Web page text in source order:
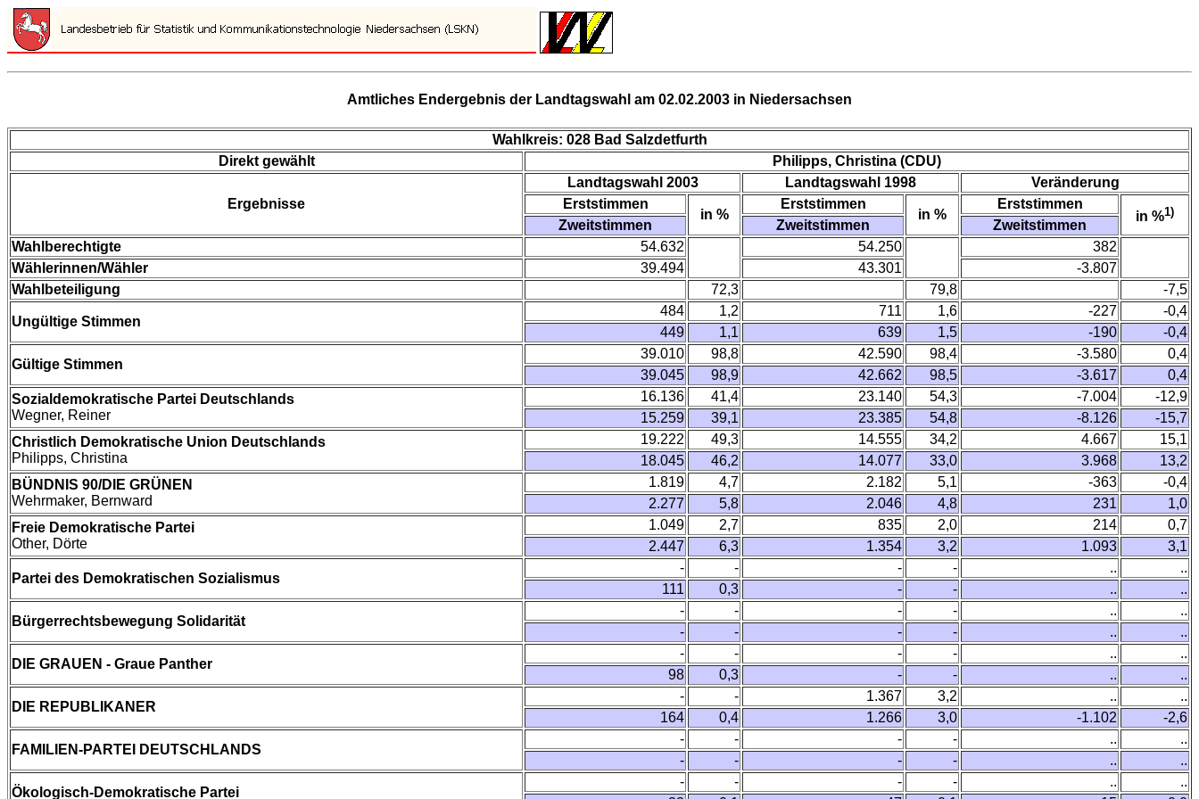
Amtliches Endergebnis der Landtagswahl am 02.02.2003 in Niedersachsen
Wahlkreis: 028 Bad Salzdetfurth
Direkt gewählt
Philipps, Christina (CDU)
Ergebnisse
Landtagswahl 2003 Landtagswahl 1998
Veränderung
Erststimmen
in %
Erststimmen
in %
Erststimmen
in %1)
Zweitstimmen Zweitstimmen
Zweitstimmen
Wahlberechtigte
54.632 54.250
382
Wählerinnen/Wähler
39.494 43.301
-3.807
Wahlbeteiligung
72,3 79,8 -7,5
Ungültige Stimmen
484 1,2 711 1,6 -227
-0,4
449
1,1 639 1,5 -190 -0,4
Gültige Stimmen
39.010 98,8 42.590 98,4 -3.580
0,4
39.045
98,9 42.662 98,5 -3.617
0,4
Sozialdemokratische Partei Deutschlands
Wegner, Reiner
16.136 41,4 23.140 54,3 -7.004
-12,9
15.259
39,1 23.385 54,8 -8.126
-15,7
Christlich Demokratische Union Deutschlands
Philipps, Christina
19.222 49,3 14.555 34,2 4.667
15,1
18.045
46,2 14.077 33,0 3.968
13,2
BÜNDNIS 90/DIE GRÜNEN
Wehrmaker, Bernward
1.819 4,7 2.182 5,1 -363
-0,4
2.277
5,8 2.046 4,8 231
1,0
Freie Demokratische Partei
Other, Dörte
1.049 2,7 835 2,0 214
0,7
2.447
6,3 1.354 3,2 1.093 3,1
Partei des Demokratischen Sozialismus
- - - - ..
..
111
0,3 - - .. ..
Bürgerrechtsbewegung Solidarität
- - - - ..
..
-
- - - .. ..
DIE GRAUEN - Graue Panther
- - - - ..
..
98
0,3 - - .. ..
DIE REPUBLIKANER
- - 1.367 3,2 ..
..
164
0,4 1.266 3,0 -1.102 -2,6
FAMILIEN-PARTEI DEUTSCHLANDS
- - - - ..
..
-
- - - .. ..
Ökologisch-Demokratische Partei
- - - - ..
..